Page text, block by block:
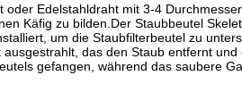
Edelstahldraht mit 3-4
Käfig zu bilden.Der Staubbeutel
um die Staubfilterbeutel zu
das den Staub entfernt
gefangen, während das saubere